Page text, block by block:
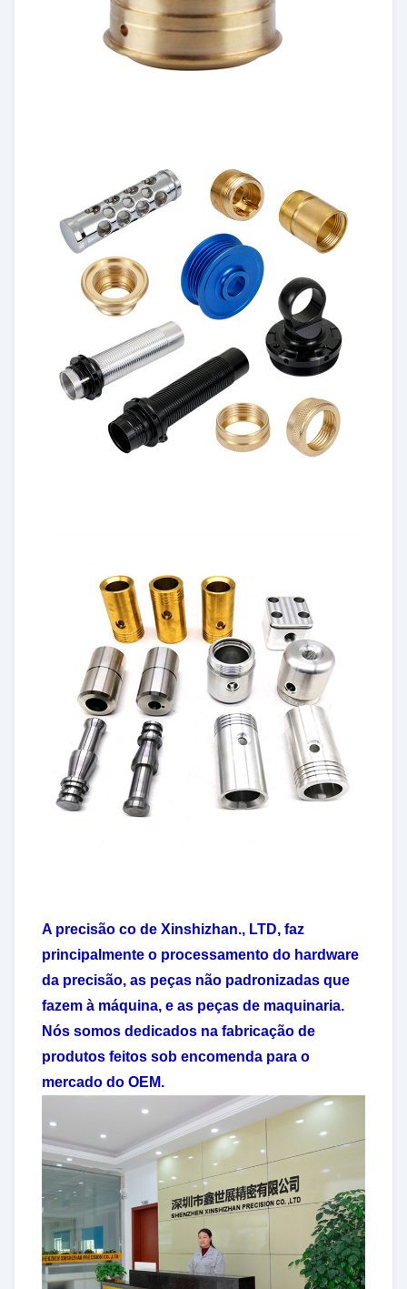
A precisão co de Xinshizhan., LTD, faz
principalmente o processamento do hardware
da precisão, as peças não padronizadas que
fazem à máquina, e as peças de maquinaria.
Nós somos dedicados na fabricação de
produtos feitos sob encomenda para o
mercado do OEM.